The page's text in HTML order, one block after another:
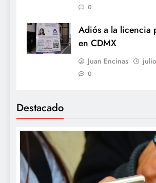
0
Adiós a la licencia
en CDMX
Juan Encinas
0
Destacado